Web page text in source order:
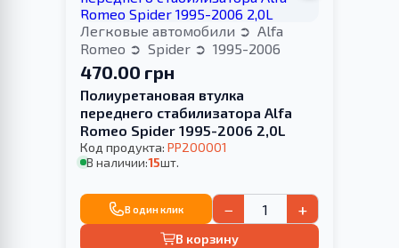
Легковые автомобили
Alfa
Romeo
Spider 1995-2006
470.00 грн
Полиуретановая втулка
переднего стабилизатора Alfa
Romeo Spider 1995-2006 2,0L
Код продукта: PP200001
В наличии:15шт.
В один клик − +
В корзину